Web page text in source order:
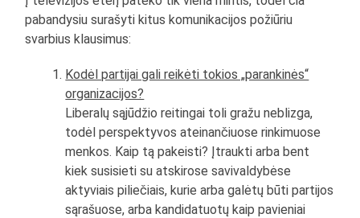
pabandysiu surašyti kitus komunikacijos požiūriu
svarbius klausimus:
Kodėl partijai gali reikėti tokios „parankinės“
organizacijos?
Liberalų sąjūdžio reitingai toli gražu neblizga,
todėl perspektyvos ateinančiuose rinkimuose
menkos. Kaip tą pakeisti? Įtraukti arba bent
kiek susisieti su atskirose savivaldybėse
aktyviais piliečiais, kurie arba galėtų būti partijos
sąrašuose, arba kandidatuotų kaip pavieniai